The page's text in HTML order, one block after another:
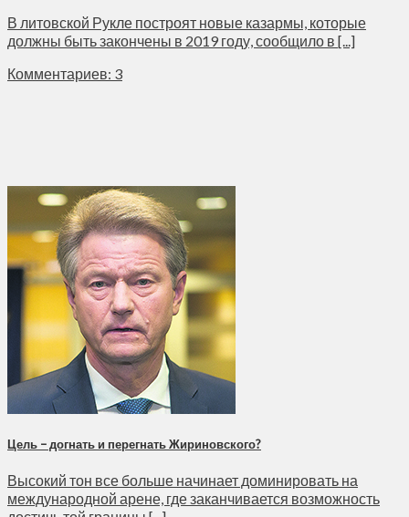
В литовской Рукле построят новые казармы, которые
должны быть закончены в 2019 году, сообщило в [...]
Комментариев: 3
Цель – догнать и перегнать Жириновского?
Высокий тон все больше начинает доминировать на
международной арене, где заканчивается возможность